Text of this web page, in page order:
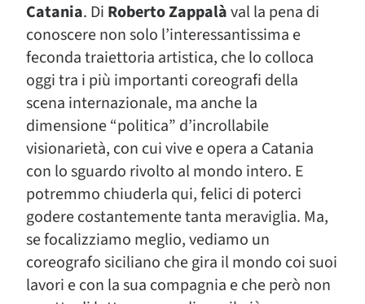
Catania. Di Roberto Zappalàval la pena di
conoscere non solo l’interessantissima e
feconda traiettoria artistica, che lo colloca
oggi tra i più importanti coreografi della
scena internazionale, ma anche la
dimensione “politica” d’incrollabile
visionarietà, con cui vive e opera a Catania
con lo sguardo rivolto al mondo intero. E
potremmo chiuderla qui, felici di poterci
godere costantemente tanta meraviglia. Ma,
se focalizziamo meglio, vediamo un
coreografo siciliano che gira il mondo coi suoi
lavori e con la sua compagnia e che però non